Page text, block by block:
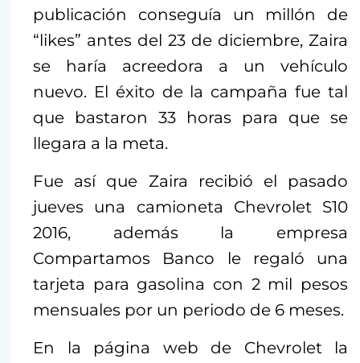
publicación conseguía un millón de
“likes” antes del 23 de diciembre, Zaira
se haría acreedora a un vehículo
nuevo. El éxito de la campaña fue tal
que bastaron 33 horas para que se
llegara a la meta.
Fue así que Zaira recibió el pasado
jueves una camioneta Chevrolet S10
2016, además la empresa
Compartamos Banco le regaló una
tarjeta para gasolina con 2 mil pesos
mensuales por un periodo de 6 meses.
En la página web de Chevrolet la